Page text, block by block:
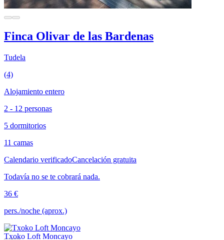
Finca Olivar de las Bardenas
Tudela
(4)
Alojamiento entero
2 - 12 personas
5 dormitorios
11 camas
Calendario verificadoCancelación gratuita
Todavía no se te cobrará nada.
36 €
pers./noche (aprox.)